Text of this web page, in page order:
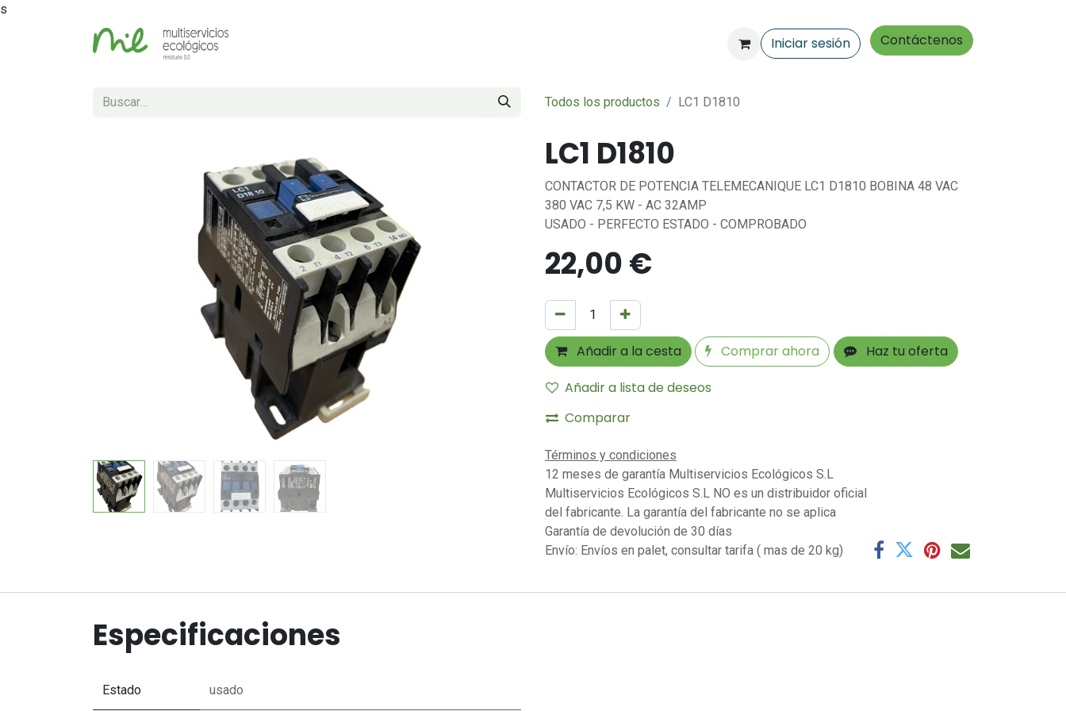
s
Iniciar sesión Contáctenos
Todos los productos LC1 D1810
LC1 D1810
CONTACTOR DE POTENCIA TELEMECANIQUE LC1 D1810 BOBINA 48 VAC
380 VAC 7,5 KW - AC 32AMP
USADO - PERFECTO ESTADO - COMPROBADO
22,00€
Añadir a la cesta Comprar ahora
Haz tu oferta
Añadir a lista de deseos
Comparar
Términos y condiciones
12 meses de garantía Multiservicios Ecológicos S.L
Multiservicios Ecológicos S.L NO es un distribuidor oficial
del fabricante. La garantía del fabricante no se aplica
Garantía de devolución de 30 días
Envío: Envíos en palet, consultar tarifa ( mas de 20 kg)
Especificaciones
Estado usado